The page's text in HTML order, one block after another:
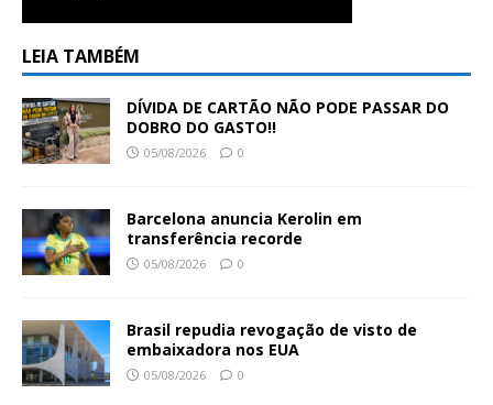
LEIA TAMBÉM
DÍVIDA DE CARTÃO NÃO PODE PASSAR DO
DOBRO DO GASTO!!
05/08/2026 0
Barcelona anuncia Kerolin em
transferência recorde
05/08/2026 0
Brasil repudia revogação de visto de
embaixadora nos EUA
05/08/2026 0